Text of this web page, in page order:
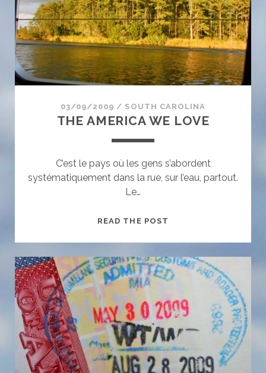
03/09/2009 / SOUTH CAROLINA
THE AMERICA WE LOVE
C’est le pays où les gens s’abordent
systématiquement dans la rue, sur l’eau, partout.
Le…
READ THE POST
LOVE